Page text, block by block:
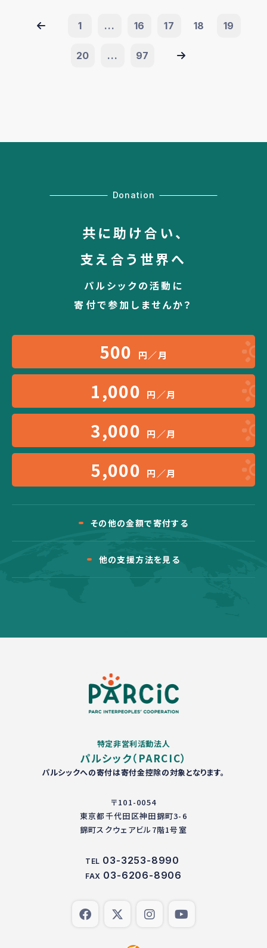
1 ... 16 17 18 19
20 ... 97
Donation
共に助け合い、
支え合う世界へ
パルシックの活動に
寄付で参加しませんか？
500 円／月
1,000 円／月
3,000 円／月
5,000 円／月
その他の金額で寄付する
他の支援方法を見る
特定非営利活動法人
パルシック（PARCIC）
パルシックへの寄付は寄付金控除の対象となります。
〒101-0054
東京都千代田区神田錦町3-6
錦町スクウェアビル7階1号室
TEL 03-3253-8990
FAX 03-6206-8906